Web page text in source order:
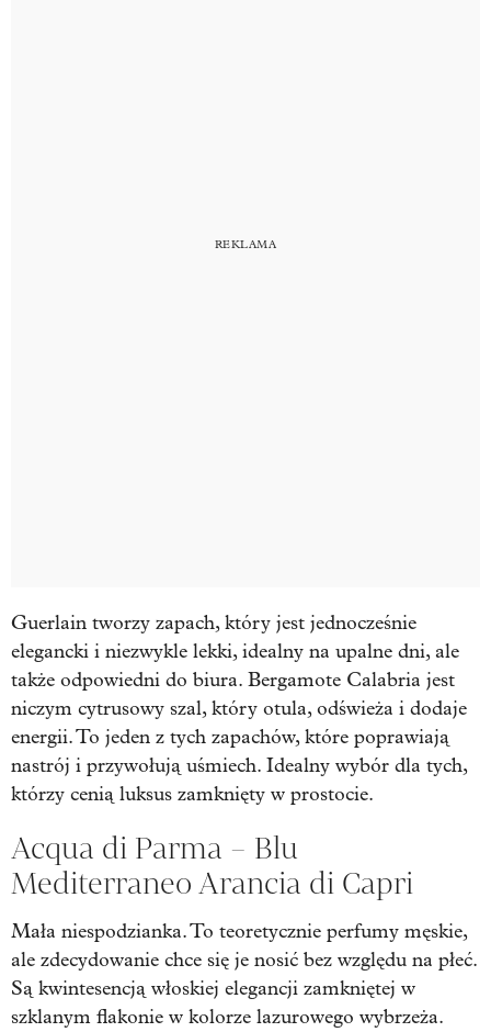
Guerlain tworzy zapach, który jest jednocześnie
elegancki i niezwykle lekki, idealny na upalne dni, ale
także odpowiedni do biura. Bergamote Calabria jest
niczym cytrusowy szal, który otula, odświeża i dodaje
energii. To jeden z tych zapachów, które poprawiają
nastrój i przywołują uśmiech. Idealny wybór dla tych,
którzy cenią luksus zamknięty w prostocie.
Acqua di Parma – Blu
Mediterraneo Arancia di Capri
Mała niespodzianka. To teoretycznie perfumy męskie,
ale zdecydowanie chce się je nosić bez względu na płeć.
Są kwintesencją włoskiej elegancji zamkniętej w
szklanym flakonie w kolorze lazurowego wybrzeża.